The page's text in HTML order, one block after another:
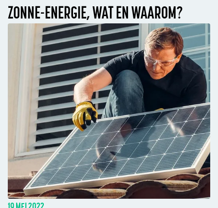
ZONNE-ENERGIE, WAT EN WAAROM?